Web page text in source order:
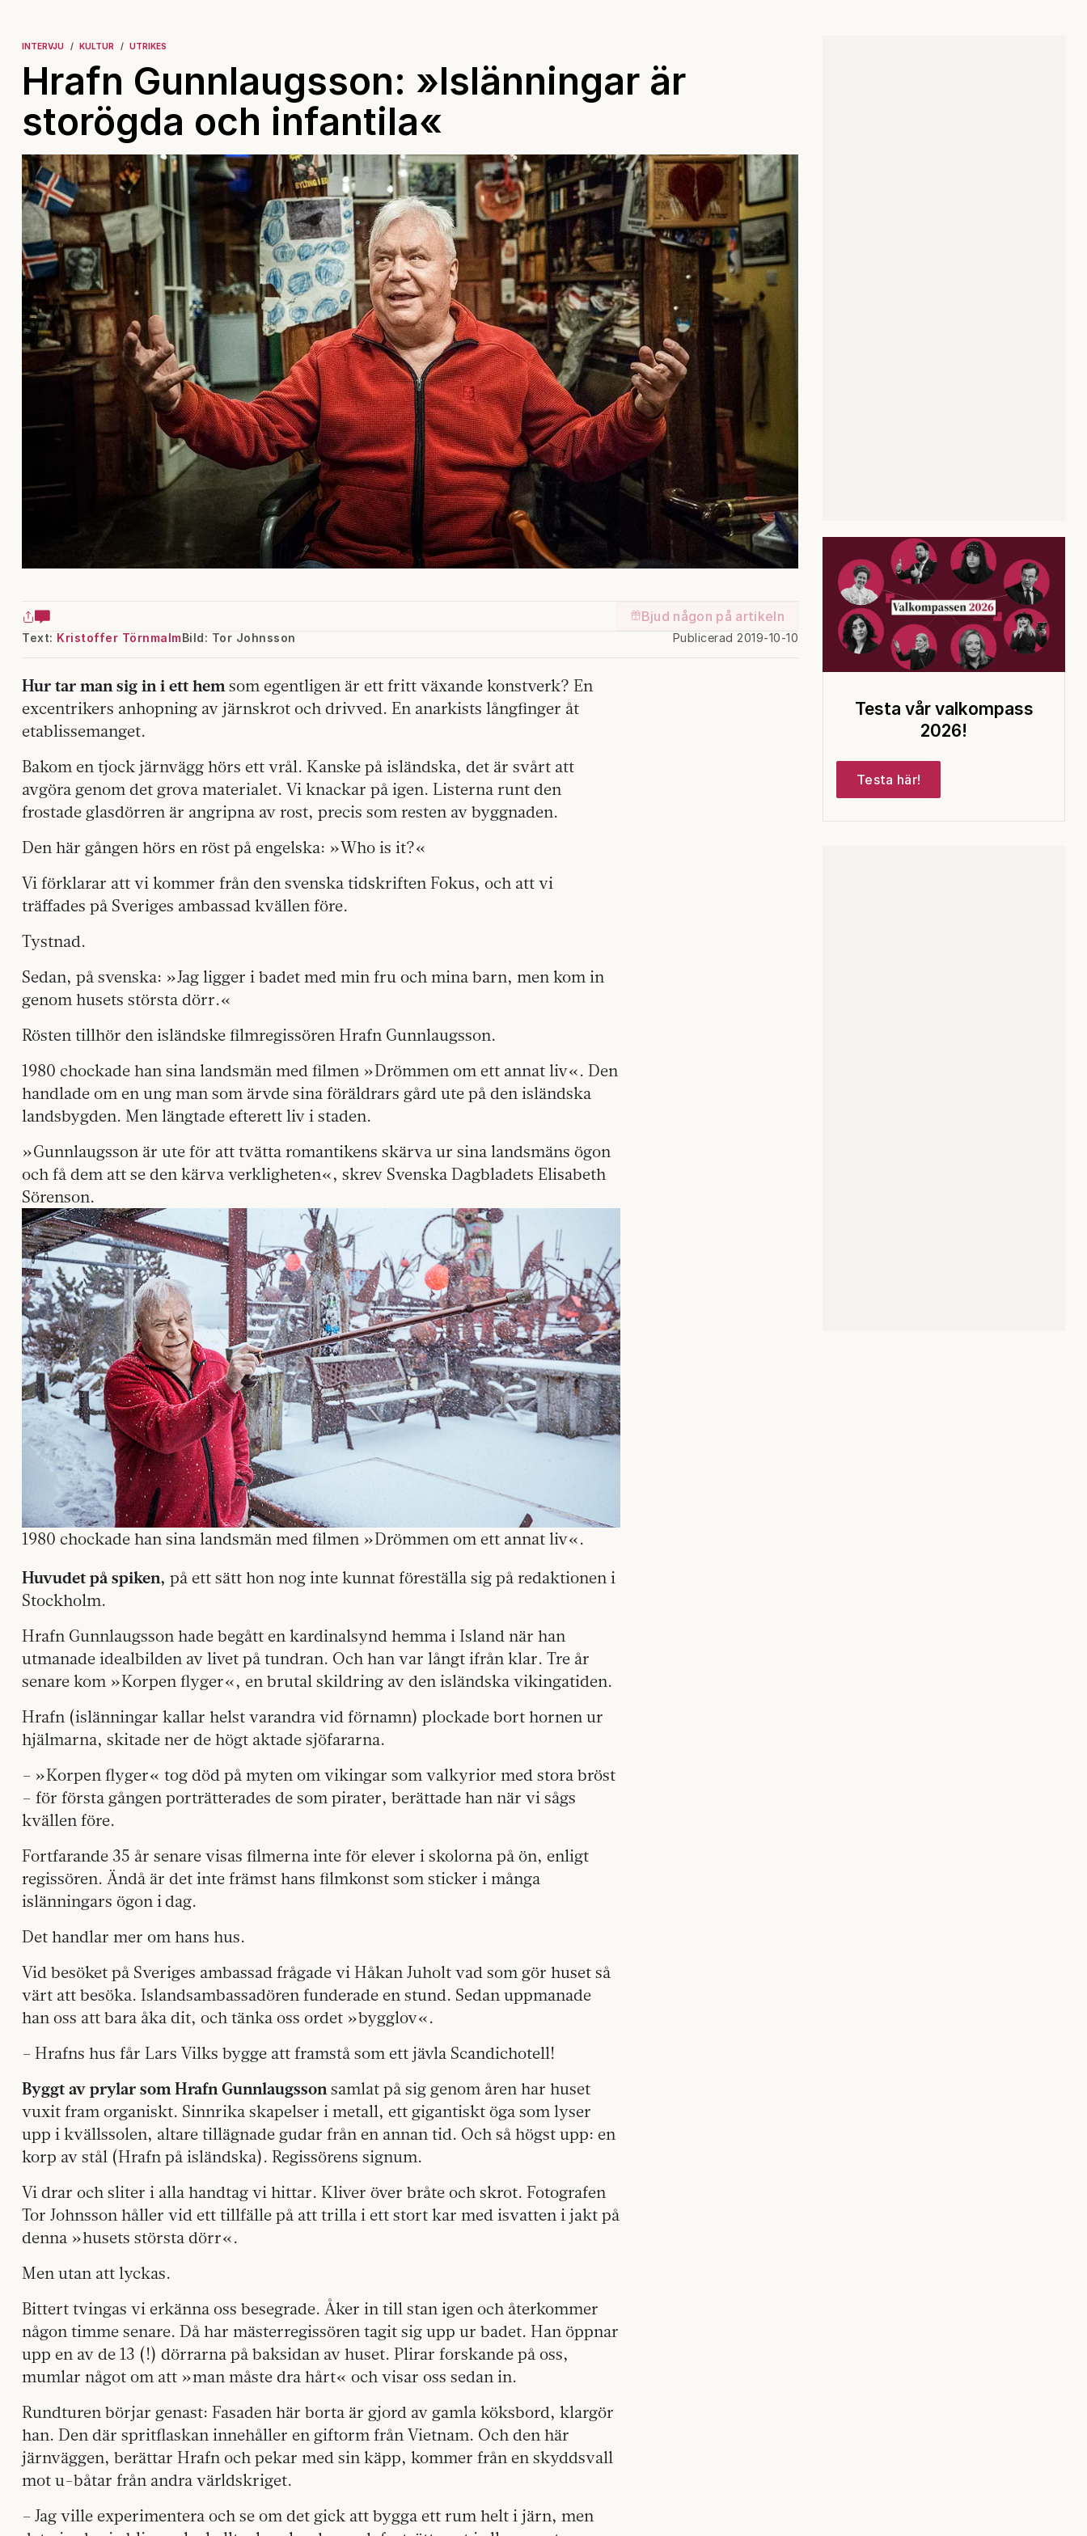
INTERVJU KULTUR UTRIKES
Hrafn Gunnlaugsson: »Islänningar är
storögda och infantila«
Bjud någon på artikeln
Text: Kristoffer Törnmalm Publicerad 2019-10-10
Bild: Tor Johnsson
Hur tar man sig in i ett hemsom egentligen är ett fritt växande konstverk? En
excentrikers anhopning av järnskrot och drivved. En anarkists långfinger åt
etablissemanget.
Bakom en tjock järnvägg hörs ett vrål. Kanske på isländska, det är svårt att
avgöra genom det grova materialet. Vi knackar på igen. Listerna runt den
frostade glasdörren är angripna av rost, precis som resten av byggnaden.
Den här gången hörs en röst på engelska: »Who is it?«
Vi förklarar att vi kommer från den svenska tidskriften Fokus, och att vi
träffades på Sveriges ambassad kvällen före.
Tystnad.
Sedan, på svenska: »Jag ligger i badet med min fru och mina barn, men kom in
genom husets största dörr.«
Rösten tillhör den isländske filmregissören Hrafn Gunnlaugsson.
1980 chockade han sina landsmän med filmen »Drömmen om ett annat liv«. Den
handlade om en ung man som ärvde sina föräldrars gård ute på den isländska
landsbygden. Men längtade efterett liv i staden.
»Gunnlaugsson är ute för att tvätta romantikens skärva ur sina landsmäns ögon
och få dem att se den kärva verkligheten«, skrev Svenska Dagbladets Elisabeth
Sörenson.
1980 chockade han sina landsmän med filmen »Drömmen om ett annat liv«.
Huvudet på spiken, på ett sätt hon nog inte kunnat föreställa sig på redaktionen i
Stockholm.
Hrafn Gunnlaugsson hade begått en kardinalsynd hemma i Island när han
utmanade idealbilden av livet på tundran. Och han var långt ifrån klar. Tre år
senare kom »Korpen flyger«, en brutal skildring av den isländska vikingatiden.
Hrafn (islänningar kallar helst varandra vid förnamn) plockade bort hornen ur
hjälmarna, skitade ner de högt aktade sjöfararna.
– »Korpen flyger« tog död på myten om vikingar som valkyrior med stora bröst
– för första gången porträtterades de som pirater, berättade han när vi sågs
kvällen före.
Fortfarande 35 år senare visas filmerna inte för elever i skolorna på ön, enligt
regissören. Ändå är det inte främst hans filmkonst som sticker i många
islänningars ögon i dag.
Det handlar mer om hans hus.
Vid besöket på Sveriges ambassad frågade vi Håkan Juholt vad som gör huset så
värt att besöka. Islandsambassadören funderade en stund. Sedan uppmanade
han oss att bara åka dit, och tänka oss ordet »bygglov«.
– Hrafns hus får Lars Vilks bygge att framstå som ett jävla Scandichotell!
Byggt av prylar som Hrafn Gunnlaugsson samlat på sig genom åren har huset
vuxit fram organiskt. Sinnrika skapelser i metall, ett gigantiskt öga som lyser
upp i kvällssolen, altare tillägnade gudar från en annan tid. Och så högst upp: en
korp av stål (Hrafn på isländska). Regissörens signum.
Vi drar och sliter i alla handtag vi hittar. Kliver över bråte och skrot. Fotografen
Tor Johnsson håller vid ett tillfälle på att trilla i ett stort kar med isvatten i jakt på
denna »husets största dörr«.
Men utan att lyckas.
Bittert tvingas vi erkänna oss besegrade. Åker in till stan igen och återkommer
någon timme senare. Då har mästerregissören tagit sig upp ur badet. Han öppnar
upp en av de 13 (!) dörrarna på baksidan av huset. Plirar forskande på oss,
mumlar något om att »man måste dra hårt« och visar oss sedan in.
Rundturen börjar genast: Fasaden här borta är gjord av gamla köksbord, klargör
han. Den där spritflaskan innehåller en giftorm från Vietnam. Och den här
järnväggen, berättar Hrafn och pekar med sin käpp, kommer från en skyddsvall
mot u-båtar från andra världskriget.
– Jag ville experimentera och se om det gick att bygga ett rum helt i järn, men
Testa vår valkompass
2026!
Testa här!